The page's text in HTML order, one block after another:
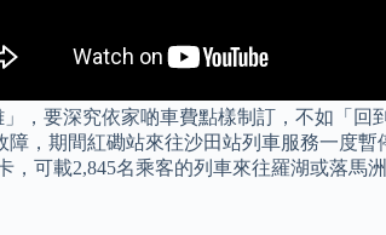
」，要深究依家啲車費點樣制訂，不如「
障，期間紅磡站來往沙田站列車服務一度
，可載2,845名乘客的列車來往羅湖或落馬